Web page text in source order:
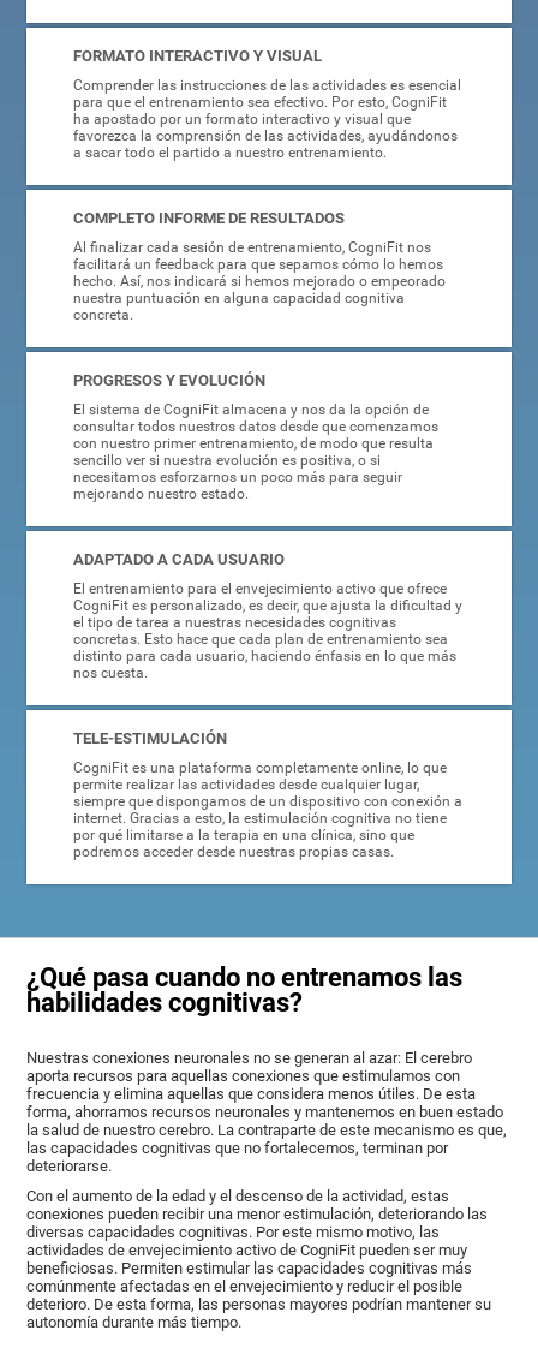
FORMATO INTERACTIVO Y VISUAL
Comprender las instrucciones de las actividades es esencial
para que el entrenamiento sea efectivo. Por esto, CogniFit
ha apostado por un formato interactivo y visual que
favorezca la comprensión de las actividades, ayudándonos
a sacar todo el partido a nuestro entrenamiento.
COMPLETO INFORME DE RESULTADOS
Al finalizar cada sesión de entrenamiento, CogniFit nos
facilitará un feedback para que sepamos cómo lo hemos
hecho. Así, nos indicará si hemos mejorado o empeorado
nuestra puntuación en alguna capacidad cognitiva
concreta.
PROGRESOS Y EVOLUCIÓN
El sistema de CogniFit almacena y nos da la opción de
consultar todos nuestros datos desde que comenzamos
con nuestro primer entrenamiento, de modo que resulta
sencillo ver si nuestra evolución es positiva, o si
necesitamos esforzarnos un poco más para seguir
mejorando nuestro estado.
ADAPTADO A CADA USUARIO
El entrenamiento para el envejecimiento activo que ofrece
CogniFit es personalizado, es decir, que ajusta la dificultad y
el tipo de tarea a nuestras necesidades cognitivas
concretas. Esto hace que cada plan de entrenamiento sea
distinto para cada usuario, haciendo énfasis en lo que más
nos cuesta.
TELE-ESTIMULACIÓN
CogniFit es una plataforma completamente online, lo que
permite realizar las actividades desde cualquier lugar,
siempre que dispongamos de un dispositivo con conexión a
internet. Gracias a esto, la estimulación cognitiva no tiene
por qué limitarse a la terapia en una clínica, sino que
podremos acceder desde nuestras propias casas.
¿Qué pasa cuando no entrenamos las
habilidades cognitivas?
Nuestras conexiones neuronales no se generan al azar: El cerebro
aporta recursos para aquellas conexiones que estimulamos con
frecuencia y elimina aquellas que considera menos útiles. De esta
forma, ahorramos recursos neuronales y mantenemos en buen estado
la salud de nuestro cerebro. La contraparte de este mecanismo es que,
las capacidades cognitivas que no fortalecemos, terminan por
deteriorarse.
Con el aumento de la edad y el descenso de la actividad, estas
conexiones pueden recibir una menor estimulación, deteriorando las
diversas capacidades cognitivas. Por este mismo motivo, las
actividades de envejecimiento activo de CogniFit pueden ser muy
beneficiosas. Permiten estimular las capacidades cognitivas más
comúnmente afectadas en el envejecimiento y reducir el posible
deterioro. De esta forma, las personas mayores podrían mantener su
autonomía durante más tiempo.